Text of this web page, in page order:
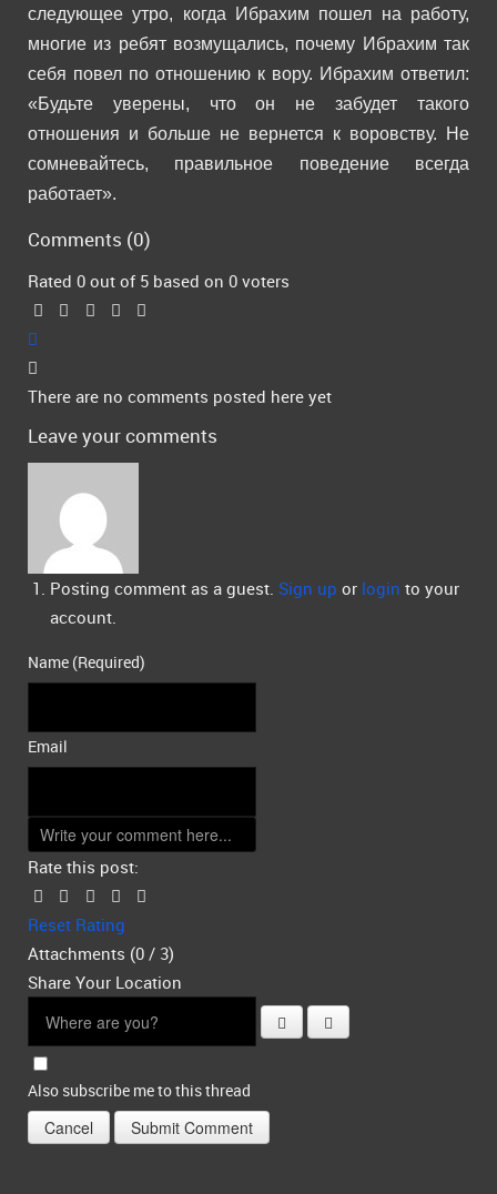
следующее утро, когда Ибрахим пошел на работу,
многие из ребят возмущались, почему Ибрахим так
себя повел по отношению к вору. Ибрахим ответил:
«Будьте уверены, что он не забудет такого
отношения и больше не вернется к воровству. Не
сомневайтесь, правильное поведение всегда
работает».
Comments (0)
Rated 0 out of 5 based on 0 voters
There are no comments posted here yet
Leave your comments
Posting comment as a guest. Sign up or login to your
account.
Name (Required)
Email
Rate this post:
Reset Rating
Attachments (0 / 3)
Share Your Location
Also subscribe me to this thread
Cancel Submit Comment